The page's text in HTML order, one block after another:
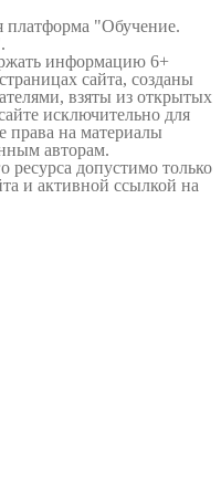
платформа "Обучение.
информацию 6+
сайта, созданы
взяты из открытых
исключительно для
права на материалы
авторам.
ресурса допустимо только
и активной ссылкой на